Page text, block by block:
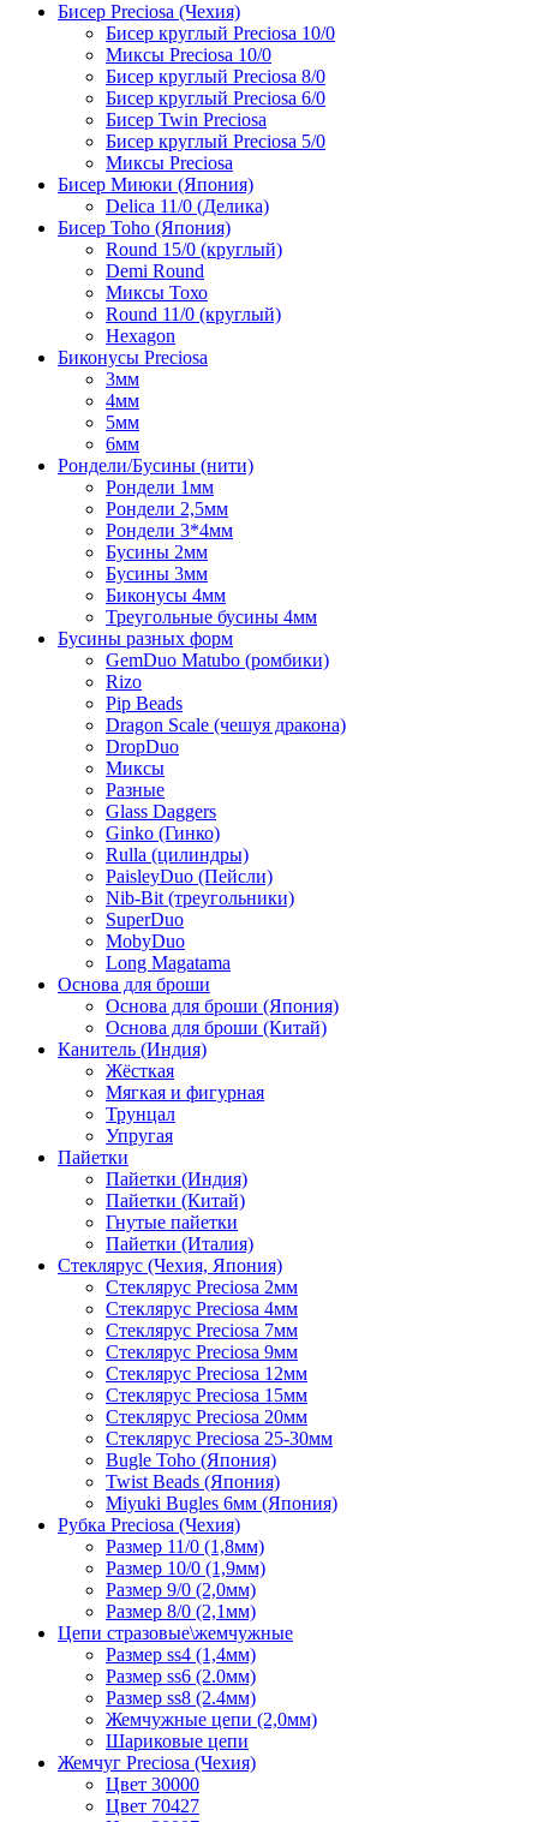
Бисер Preciosa (Чехия)
Бисер круглый Preciosa 10/0
Миксы Preciosa 10/0
Бисер круглый Preciosa 8/0
Бисер круглый Preciosa 6/0
Бисер Twin Preciosa
Бисер круглый Preciosa 5/0
Миксы Preciosa
Бисер Миюки (Япония)
Delica 11/0 (Делика)
Бисер Toho (Япония)
Round 15/0 (круглый)
Demi Round
Миксы Тохо
Round 11/0 (круглый)
Hexagon
Биконусы Preciosa
3мм
4мм
5мм
6мм
Рондели/Бусины (нити)
Рондели 1мм
Рондели 2,5мм
Рондели 3*4мм
Бусины 2мм
Бусины 3мм
Биконусы 4мм
Треугольные бусины 4мм
Бусины разных форм
GemDuo Matubo (ромбики)
Rizo
Pip Beads
Dragon Scale (чешуя дракона)
DropDuo
Миксы
Разные
Glass Daggers
Ginko (Гинко)
Rulla (цилиндры)
PaisleyDuo (Пейсли)
Nib-Bit (треугольники)
SuperDuo
MobyDuo
Long Magatama
Основа для броши
Основа для броши (Япония)
Основа для броши (Китай)
Канитель (Индия)
Жёсткая
Мягкая и фигурная
Трунцал
Упругая
Пайетки
Пайетки (Индия)
Пайетки (Китай)
Гнутые пайетки
Пайетки (Италия)
Стеклярус (Чехия, Япония)
Стеклярус Preciosa 2мм
Стеклярус Preciosa 4мм
Стеклярус Preciosa 7мм
Стеклярус Preciosa 9мм
Стеклярус Preciosa 12мм
Стеклярус Preciosa 15мм
Стеклярус Preciosa 20мм
Стеклярус Preciosa 25-30мм
Bugle Toho (Япония)
Twist Beads (Япония)
Miyuki Bugles 6мм (Япония)
Рубка Preciosa (Чехия)
Размер 11/0 (1,8мм)
Размер 10/0 (1,9мм)
Размер 9/0 (2,0мм)
Размер 8/0 (2,1мм)
Цепи стразовые\жемчужные
Размер ss4 (1,4мм)
Размер ss6 (2.0мм)
Размер ss8 (2.4мм)
Жемчужные цепи (2,0мм)
Шариковые цепи
Жемчуг Preciosa (Чехия)
Цвет 30000
Цвет 70427